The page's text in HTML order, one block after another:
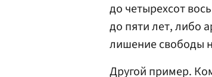
до четырехсот
до пяти лет, либо
лишение свободы
Другой пример.